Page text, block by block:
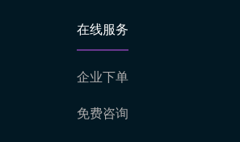
在线服务
企业下单
免费咨询